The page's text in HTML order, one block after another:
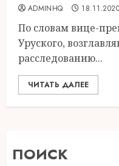
ADMINHQ 18.11.2020
По словам вице-
Уруского,
расследованию...
ЧИТАТЬ ДАЛЕЕ
ПОИСК